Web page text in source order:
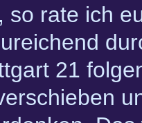
so rate ich
21